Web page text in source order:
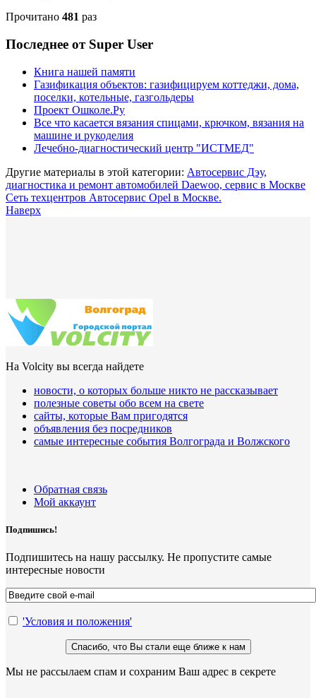
Прочитано 481 раз
Последнее от Super User
Книга нашей памяти
Газификация объектов: газифицируем коттеджи, дома,
поселки, котельные, газгольдеры
Проект Ошколе.Ру
Все что касается вязания спицами, крючком, вязания на
машине и рукоделия
Лечебно-диагностический центр "ИСТМЕД"
Другие материалы в этой категории: Автосервис Дэу,
диагностика и ремонт автомобилей Daewoo, сервис в Москве
Сеть техцентров Автосервис Opel в Москве.
Наверх
На Volcity вы всегда найдете
новости, о которых больше никто не рассказывает
полезные советы обо всем на свете
сайты, которые Вам пригодятся
объявления без посредников
самые интересные события Волгограда и Волжского
Обратная связь
Мой аккаунт
Подпишись!
Подпишитесь на нашу рассылку. Не пропустите самые
интересные новости
'Условия и положения'
Мы не рассылаем спам и сохраним Ваш адрес в секрете